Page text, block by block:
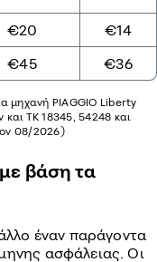
€20
€14
€45 €36
μηχανή PIAGGIO Liberty
ΤΚ 18345, 54248 και
08/2026)
βάση τα
έναν παράγοντα
ασφάλειας. Οι